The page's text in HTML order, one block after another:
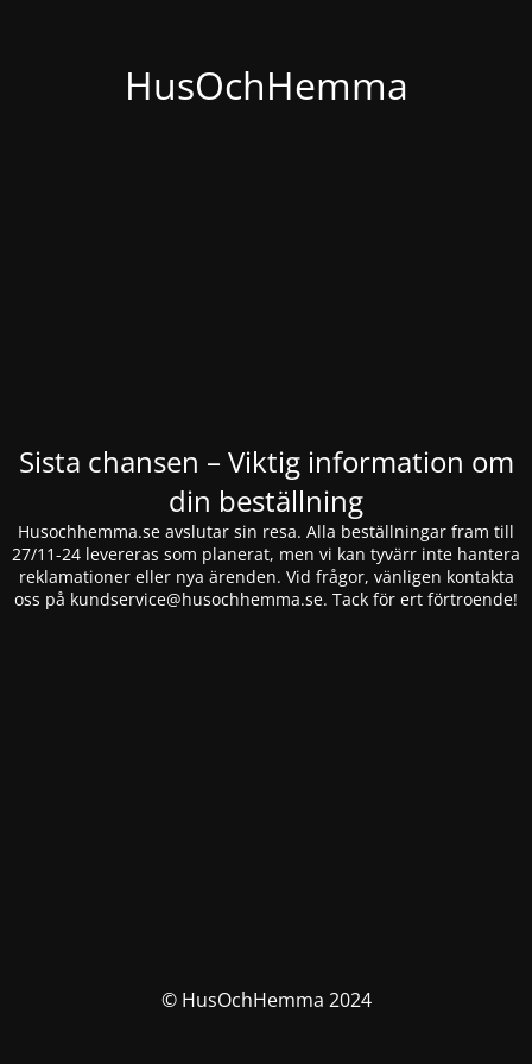
HusOchHemma
Sista chansen – Viktig information om
din beställning
Husochhemma.se avslutar sin resa. Alla beställningar fram till
27/11-24 levereras som planerat, men vi kan tyvärr inte hantera
reklamationer eller nya ärenden. Vid frågor, vänligen kontakta
oss på kundservice@husochhemma.se. Tack för ert förtroende!
© HusOchHemma 2024